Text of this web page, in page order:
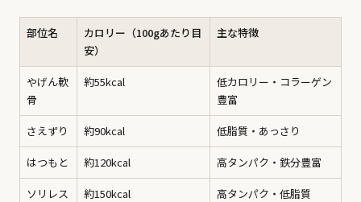
部位名
カロリー（100gあたり目
安）
主な特徴
やげん軟
骨
約55kcal
低カロリー・コラーゲン
豊富
さえずり 約90kcal 低脂質・あっさり
はつもと 約120kcal 高タンパク・鉄分豊富
ソリレス 約150kcal 高タンパク・低脂質